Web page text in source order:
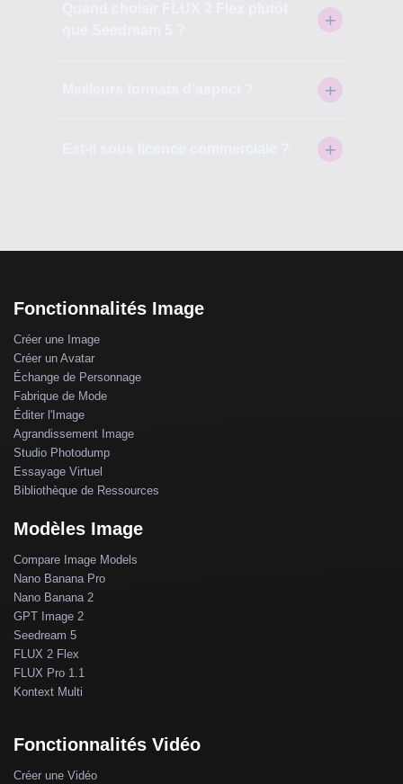
Fonctionnalités Image
Créer une Image
Créer un Avatar
Échange de Personnage
Fabrique de Mode
Éditer l'Image
Agrandissement Image
Studio Photodump
Essayage Virtuel
Bibliothèque de Ressources
Modèles Image
Compare Image Models
Nano Banana Pro
Nano Banana 2
GPT Image 2
Seedream 5
FLUX 2 Flex
FLUX Pro 1.1
Kontext Multi
Fonctionnalités Vidéo
Créer une Vidéo